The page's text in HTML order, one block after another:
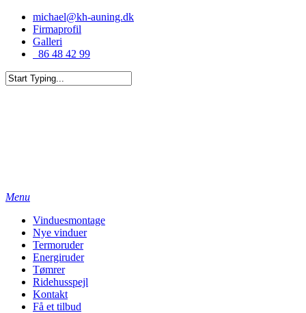
michael@kh-auning.dk
Firmaprofil
Galleri
86 48 42 99
Menu
Vinduesmontage
Nye vinduer
Termoruder
Energiruder
Tømrer
Ridehusspejl
Kontakt
Få et tilbud